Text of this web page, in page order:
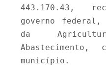
443.170.43,
governo
da
Abastecimento,
município.